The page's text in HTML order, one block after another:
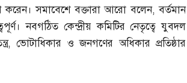
করেন। সমাবেশে বক্তারা আরো বলেন,বর্তমান
নবগঠিত কেন্দ্রীয় কমিটির নেতৃত্বে যুবদল
,ভোটাধিকার ও জনগণের অধিকার প্রতিষ্ঠার